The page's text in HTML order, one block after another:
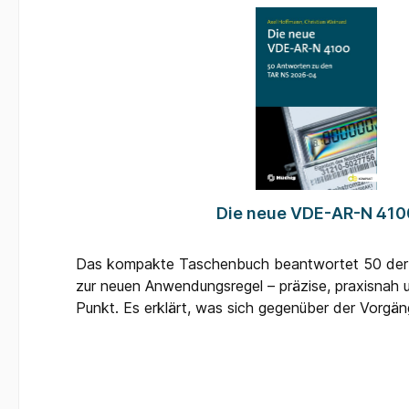
Die neue VDE-AR-N
Das kompakte Taschenbuch beantwortet 50
zur neuen Anwendungsregel – präzise, praxisnah
Punkt. Es erklärt, was sich gegenüber der